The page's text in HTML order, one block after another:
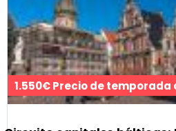
1.550€ Precio de temporada